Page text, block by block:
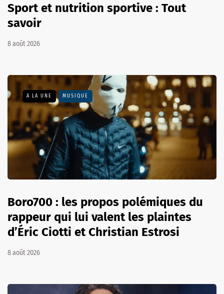
Sport et nutrition sportive : Tout
savoir
8 août 2026
A LA UNE MUSIQUE
Boro700 : les propos polémiques du
rappeur qui lui valent les plaintes
d’Éric Ciotti et Christian Estrosi
8 août 2026